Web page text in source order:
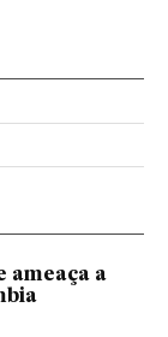
ameaça a